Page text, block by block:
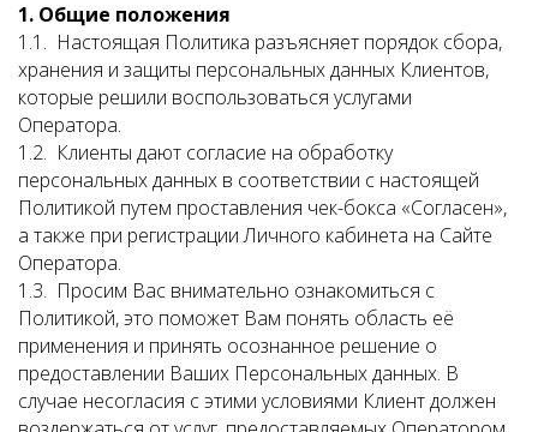
1. Общие положения
1.1. Настоящая Политика разъясняет порядок сбора,
хранения и защиты персональных данных Клиентов,
которые решили воспользоваться услугами
Оператора.
1.2. Клиенты дают согласие на обработку
персональных данных в соответствии с настоящей
Политикой путем проставления чек-бокса «Согласен»,
а также при регистрации Личного кабинета на Сайте
Оператора.
1.3. Просим Вас внимательно ознакомиться с
Политикой, это поможет Вам понять область её
применения и принять осознанное решение о
предоставлении Ваших Персональных данных. В
случае несогласия с этими условиями Клиент должен